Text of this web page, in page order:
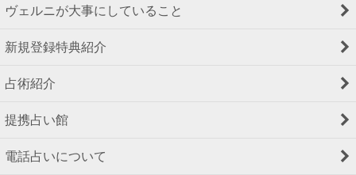
ヴェルニが大事にしていること
新規登録特典紹介
占術紹介
提携占い館
電話占いについて